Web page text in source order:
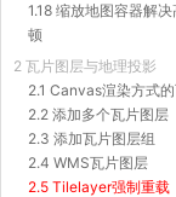
1.18 缩放地图容器解
顿
2 瓦片图层与地理投影
2.1 Canvas渲染方式
2.2 添加多个瓦片图层
2.3 添加瓦片图层组
2.4 WMS瓦片图层
2.5 Tilelayer强制重载